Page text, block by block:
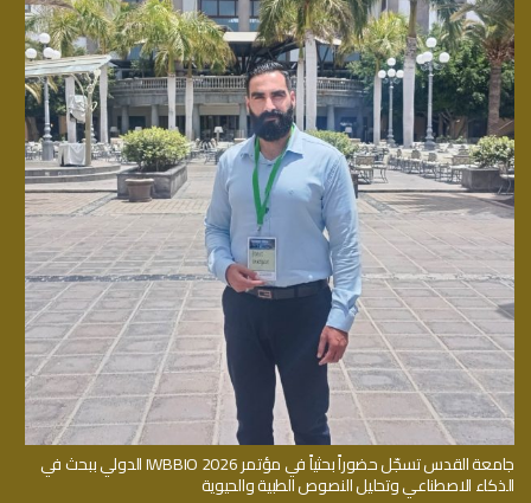
جامعة القدس تسجّل حضوراً بحثياً في مؤتمر IWBBIO 2026 الدولي ببحث في
الذكاء الاصطناعي وتحليل النصوص الطبية والحيوية